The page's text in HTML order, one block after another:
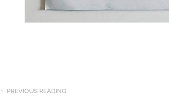
PREVIOUS READING